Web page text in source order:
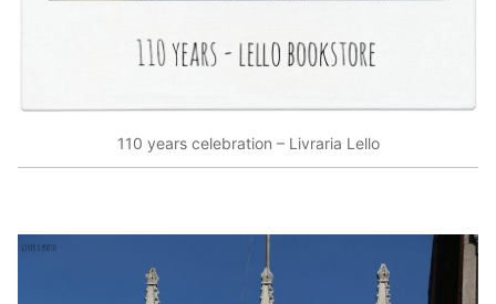
110 years celebration – Livraria Lello